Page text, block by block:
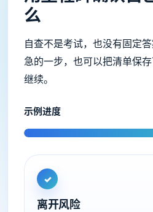
么
自查不是考试，也没有固定
急的一步，也可以把清单保
继续。
示例进度
✓
离开风险